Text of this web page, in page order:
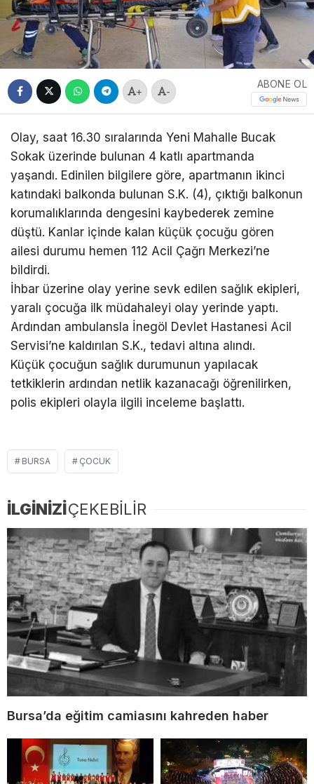
+ -
ABONE OL
Olay, saat 16.30 sıralarında Yeni Mahalle Bucak
Sokak üzerinde bulunan 4 katlı apartmanda
yaşandı. Edinilen bilgilere göre, apartmanın ikinci
katındaki balkonda bulunan S.K. (4), çıktığı balkonun
korumalıklarında dengesini kaybederek zemine
düştü. Kanlar içinde kalan küçük çocuğu gören
ailesi durumu hemen 112 Acil Çağrı Merkezi’ne
bildirdi.
İhbar üzerine olay yerine sevk edilen sağlık ekipleri,
yaralı çocuğa ilk müdahaleyi olay yerinde yaptı.
Ardından ambulansla İnegöl Devlet Hastanesi Acil
Servisi’ne kaldırılan S.K., tedavi altına alındı.
Küçük çocuğun sağlık durumunun yapılacak
tetkiklerin ardından netlik kazanacağı öğrenilirken,
polis ekipleri olayla ilgili inceleme başlattı.
BURSA ÇOCUK
İLGİNİZİÇEKEBİLİR
Bursa’da eğitim camiasını kahreden haber